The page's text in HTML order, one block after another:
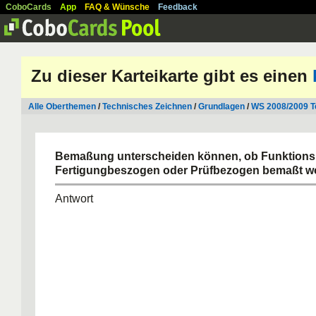
CoboCards App FAQ & Wünsche Feedback
Zu dieser Karteikarte gibt es einen
Alle Oberthemen /Technisches Zeichnen /Grundlagen /WS 2008/2009
Bemaßung unterscheiden können, ob
Fertigungbeszogen oder Prüfbezogen bemaßt
Antwort